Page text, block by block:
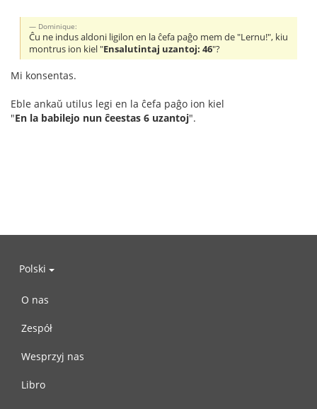
Dominique:
Ĉu ne indus aldoni ligilon en la ĉefa paĝo mem de "Lernu!", kiu
montrus ion kiel "Ensalutintaj uzantoj: 46"?
Mi konsentas.
Eble ankaŭ utilus legi en la ĉefa paĝo ion kiel
"En la babilejo nun ĉeestas 6 uzantoj".
Polski
O nas
Zespół
Wesprzyj nas
Libro